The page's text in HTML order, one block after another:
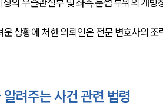
상황에 처한 의뢰인은 전문 변호사의 조
려주는 사건 관련 법령